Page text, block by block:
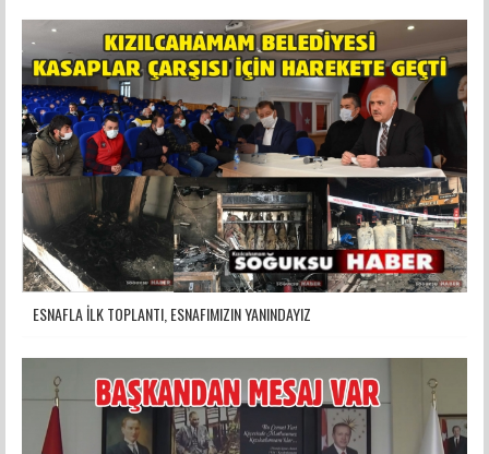
ESNAFLA İLK TOPLANTI, ESNAFIMIZIN YANINDAYIZ